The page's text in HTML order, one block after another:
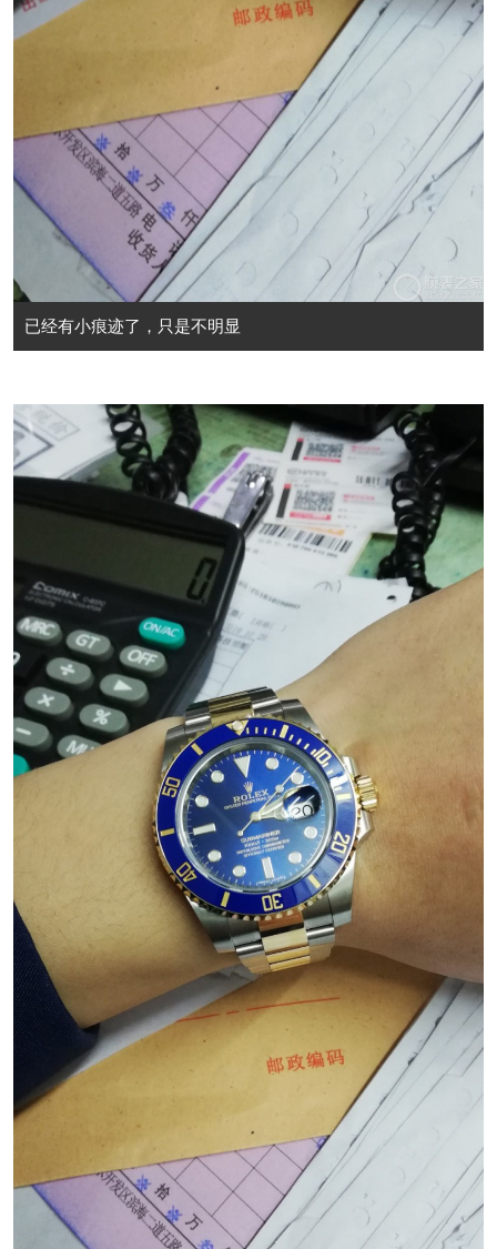
已经有小痕迹了，只是不明显